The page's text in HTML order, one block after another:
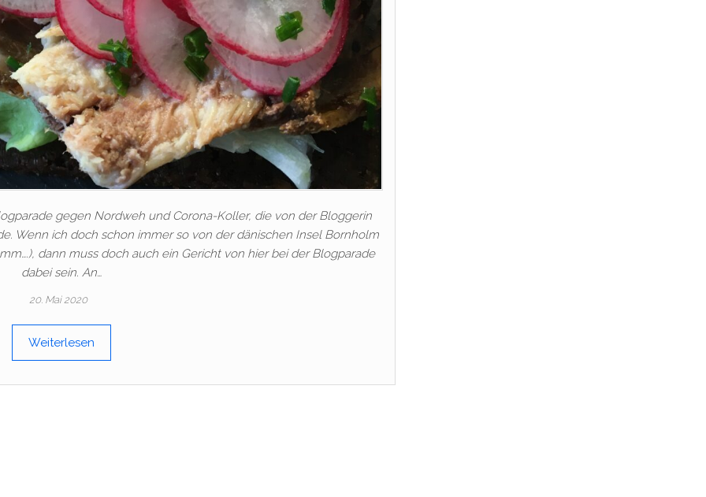
gegen Nordweh und Corona-Koller, die von der Bloggerin
Wenn ich doch schon immer so von der dänischen Insel Bornholm
dann muss doch auch ein Gericht von hier bei der Blogparade
dabei sein. An…
20. Mai 2020
Weiterlesen